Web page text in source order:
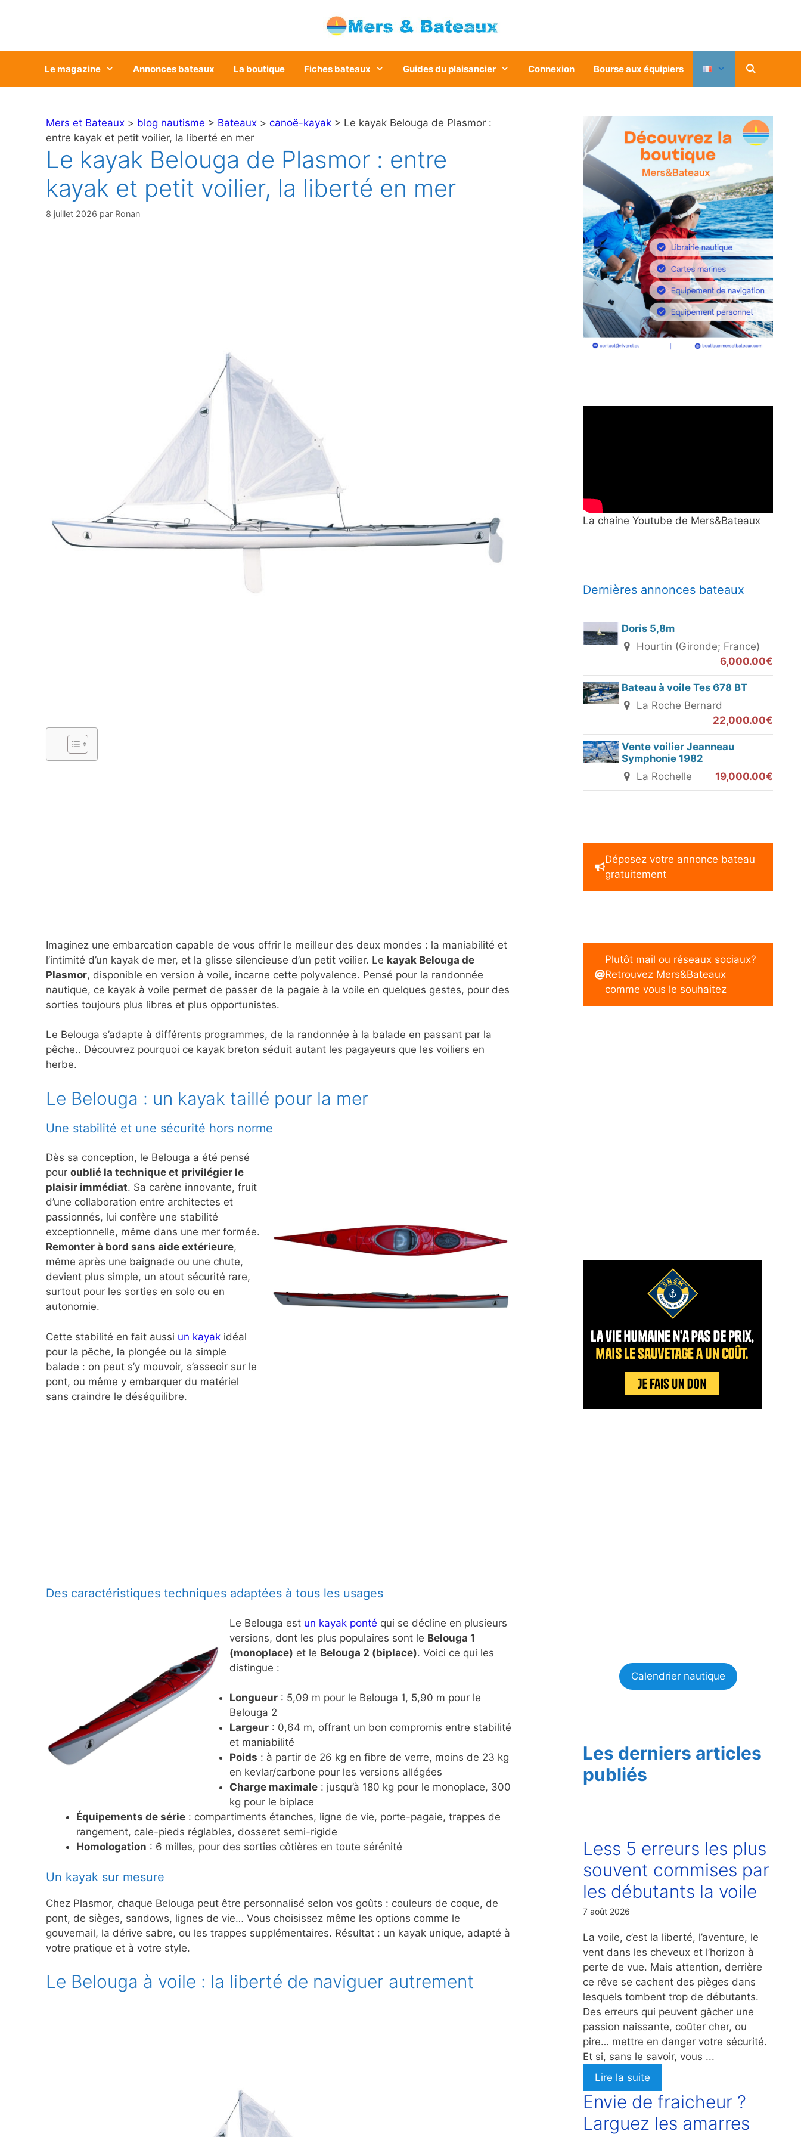
Le magazine Annonces bateaux La boutique Fiches bateaux Guides du plaisancier Connexion Bourse aux équipiers
Mers et Bateaux > blog nautisme > Bateaux > canoë-kayak > Le kayak Belouga de Plasmor :
entre kayak et petit voilier, la liberté en mer
Le kayak Belouga de Plasmor : entre
kayak et petit voilier, la liberté en mer
8 juillet 2026 par Ronan
Imaginez une embarcation capable de vous offrir le meilleur des deux mondes : la maniabilité et
l’intimité d’un kayak de mer, et la glisse silencieuse d’un petit voilier. Le kayak Belouga de
Plasmor, disponible en version à voile, incarne cette polyvalence. Pensé pour la randonnée
nautique, ce kayak à voile permet de passer de la pagaie à la voile en quelques gestes, pour des
sorties toujours plus libres et plus opportunistes.
Le Belouga s’adapte à différents programmes, de la randonnée à la balade en passant par la
pêche.. Découvrez pourquoi ce kayak breton séduit autant les pagayeurs que les voiliers en
herbe.
Le Belouga : un kayak taillé pour la mer
Une stabilité et une sécurité hors norme
Dès sa conception, le Belouga a été pensé
pour oublié la technique et privilégier le
plaisir immédiat. Sa carène innovante, fruit
d’une collaboration entre architectes et
passionnés, lui confère une stabilité
exceptionnelle, même dans une mer formée.
Remonter à bord sans aide extérieure,
même après une baignade ou une chute,
devient plus simple, un atout sécurité rare,
surtout pour les sorties en solo ou en
autonomie.
Cette stabilité en fait aussi un kayak idéal
pour la pêche, la plongée ou la simple
balade : on peut s’y mouvoir, s’asseoir sur le
pont, ou même y embarquer du matériel
sans craindre le déséquilibre.
Des caractéristiques techniques adaptées à tous les usages
Le Belouga est un kayak ponté qui se décline en plusieurs
versions, dont les plus populaires sont le Belouga 1
(monoplace) et le Belouga 2 (biplace). Voici ce qui les
distingue :
Longueur : 5,09 m pour le Belouga 1, 5,90 m pour le
Belouga 2
Largeur : 0,64 m, offrant un bon compromis entre stabilité
et maniabilité
Poids : à partir de 26 kg en fibre de verre, moins de 23 kg
en kevlar/carbone pour les versions allégées
Charge maximale : jusqu’à 180 kg pour le monoplace, 300
kg pour le biplace
Équipements de série : compartiments étanches, ligne de vie, porte-pagaie, trappes de
rangement, cale-pieds réglables, dosseret semi-rigide
Homologation : 6 milles, pour des sorties côtières en toute sérénité
Un kayak sur mesure
Chez Plasmor, chaque Belouga peut être personnalisé selon vos goûts : couleurs de coque, de
pont, de sièges, sandows, lignes de vie… Vous choisissez même les options comme le
gouvernail, la dérive sabre, ou les trappes supplémentaires. Résultat : un kayak unique, adapté à
votre pratique et à votre style.
Le Belouga à voile : la liberté de naviguer autrement
La chaine Youtube de Mers&Bateaux
Dernières annonces bateaux
Doris 5,8m
Hourtin (Gironde; France)
6,000.00€
Bateau à voile Tes 678 BT
La Roche Bernard
22,000.00€
Vente voilier Jeanneau
Symphonie 1982
La Rochelle
19,000.00€
Déposez votre annonce bateau
gratuitement
Plutôt mail ou réseaux sociaux?
Retrouvez Mers&Bateaux
comme vous le souhaitez
Calendrier nautique
Les derniers articles
publiés
Less 5 erreurs les plus
souvent commises par
les débutants la voile
7 août 2026
La voile, c’est la liberté, l’aventure, le
vent dans les cheveux et l’horizon à
perte de vue. Mais attention, derrière
ce rêve se cachent des pièges dans
lesquels tombent trop de débutants.
Des erreurs qui peuvent gâcher une
passion naissante, coûter cher, ou
pire… mettre en danger votre sécurité.
Et si, sans le savoir, vous ...
Lire la suite
Envie de fraicheur ?
Larguez les amarres